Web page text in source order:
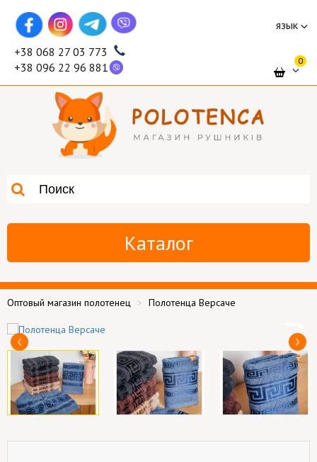
язык
+38 068 27 03 773
+38 096 22 96 881
0
Каталог
Оптовый магазин полотенец Полотенца Версаче